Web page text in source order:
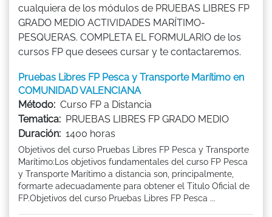
cualquiera de los módulos de PRUEBAS LIBRES FP
GRADO MEDIO ACTIVIDADES MARÍTIMO-
PESQUERAS. COMPLETA EL FORMULARIO de los
cursos FP que desees cursar y te contactaremos.
Pruebas Libres FP Pesca y Transporte Marítimo en
COMUNIDAD VALENCIANA
Método: Curso FP a Distancia
Tematica: PRUEBAS LIBRES FP GRADO MEDIO
Duración: 1400 horas
Objetivos del curso Pruebas Libres FP Pesca y Transporte
Marítimo:Los objetivos fundamentales del curso FP Pesca
y Transporte Marítimo a distancia son, principalmente,
formarte adecuadamente para obtener el Titulo Oficial de
FP.Objetivos del curso Pruebas Libres FP Pesca ...